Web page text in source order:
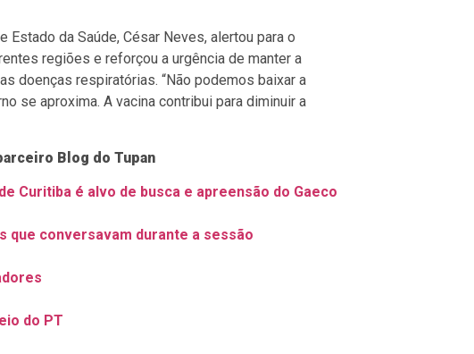
da Saúde, César Neves, alertou para o
regiões e reforçou a urgência de manter a
doenças respiratórias. “Não podemos baixar a
se aproxima. A vacina contribui para diminuir a
Blog do Tupan
Curitiba é alvo de busca e apreensão do Gaeco
conversavam durante a sessão
do PT